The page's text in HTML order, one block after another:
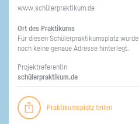
www.​schüler​prak​tiku​m.​de
Ort des Prak­ti­kums
Für die­sen Schü­ler­prak­ti­kums­platz wurde
noch keine ge­naue Adres­se hin­ter­legt.
Pro­jekt­re­fe­ren­tin
schü­ler­prak­ti­kum.de
Praktikumsplatz teilen